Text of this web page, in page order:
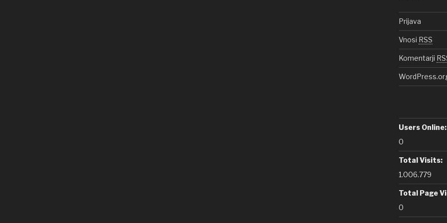
Prijava
Vnosi RSS
Komentarji
Users Online:
0
Total Visits:
1.006.779
Total Page
0